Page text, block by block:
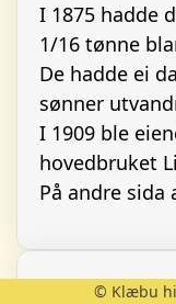
I 1875 hadde
1/16 tønne
De hadde ei
sønner
I 1909 ble
hovedbruket
På andre sida
Tidsperiode
© Klæbu